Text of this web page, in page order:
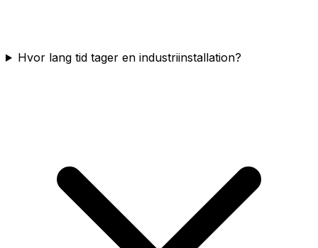
Hvor lang tid tager en industriinstallation?